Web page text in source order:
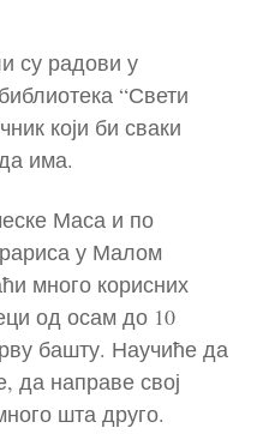
су радови у
“Свети
који би сваки
има.
Маса и по
у Малом
много корисних
од осам до 10
башту. Научиће да
да направе свој
шта друго.